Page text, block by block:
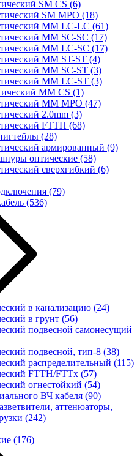
SM CS (6)
SM MPO (18)
MM LC-LC (61)
MM SC-SC (17)
MM LC-SC (17)
MM ST-ST (4)
MM SC-ST (3)
MM LC-ST (3)
MM CS (1)
MM MPO (47)
2.0mm (3)
FTTH (68)
(28)
армированный (9)
оптические (58)
сверхгибкий (6)
(79)
(536)
в канализацию (24)
в грунт (56)
подвесной самонесущий
подвесной, тип-8 (38)
распределительный (115)
FTTH/FTTx (57)
огнестойкий (54)
ВЧ кабеля (90)
аттенюаторы,
(242)
(176)